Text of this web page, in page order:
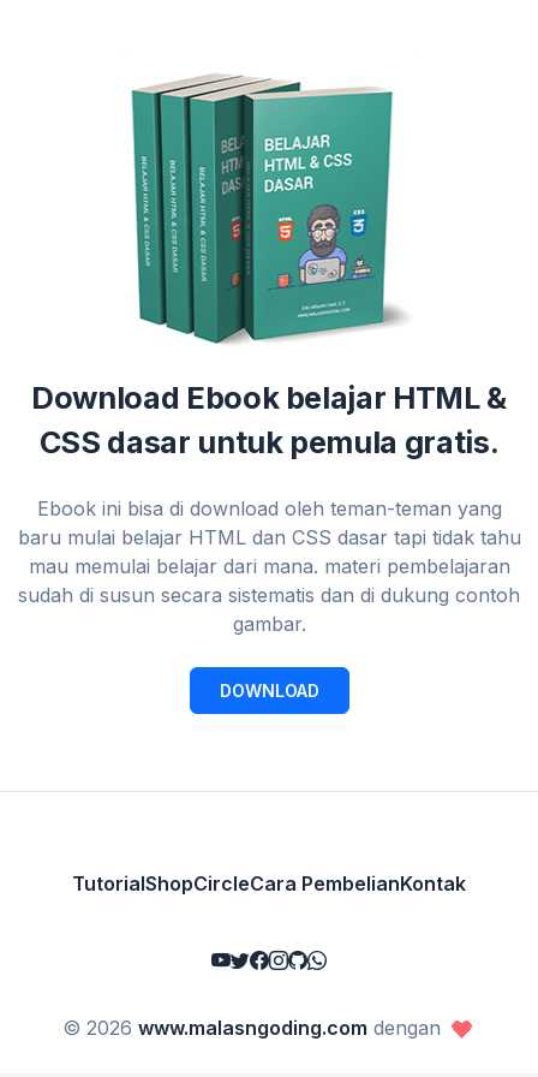
Download Ebook belajar HTML &
CSS dasar untuk pemula gratis.
Ebook ini bisa di download oleh teman-teman yang
baru mulai belajar HTML dan CSS dasar tapi tidak tahu
mau memulai belajar dari mana. materi pembelajaran
sudah di susun secara sistematis dan di dukung contoh
gambar.
DOWNLOAD
TutorialShopCircleCara PembelianKontak
© 2026 www.malasngoding.com dengan